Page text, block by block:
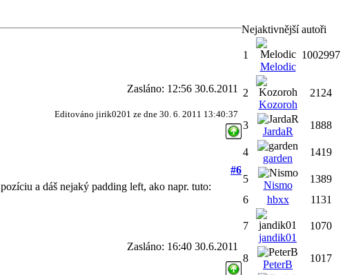
Zasláno: 12:56 30.6.2011
Editováno jirik0201 ze dne 30. 6. 2011 13:40:37
#6
a dáš nejaký padding left, ako napr. tuto:
Zasláno: 16:40 30.6.2011
Nejaktivnější autoři
1
Melodic
1002997
2
Kozoroh
2124
3
JardaR
1888
4
garden
1419
5
Nismo
1389
6
hbxx 1131
7
jandik01
1070
8
PeterB
1017